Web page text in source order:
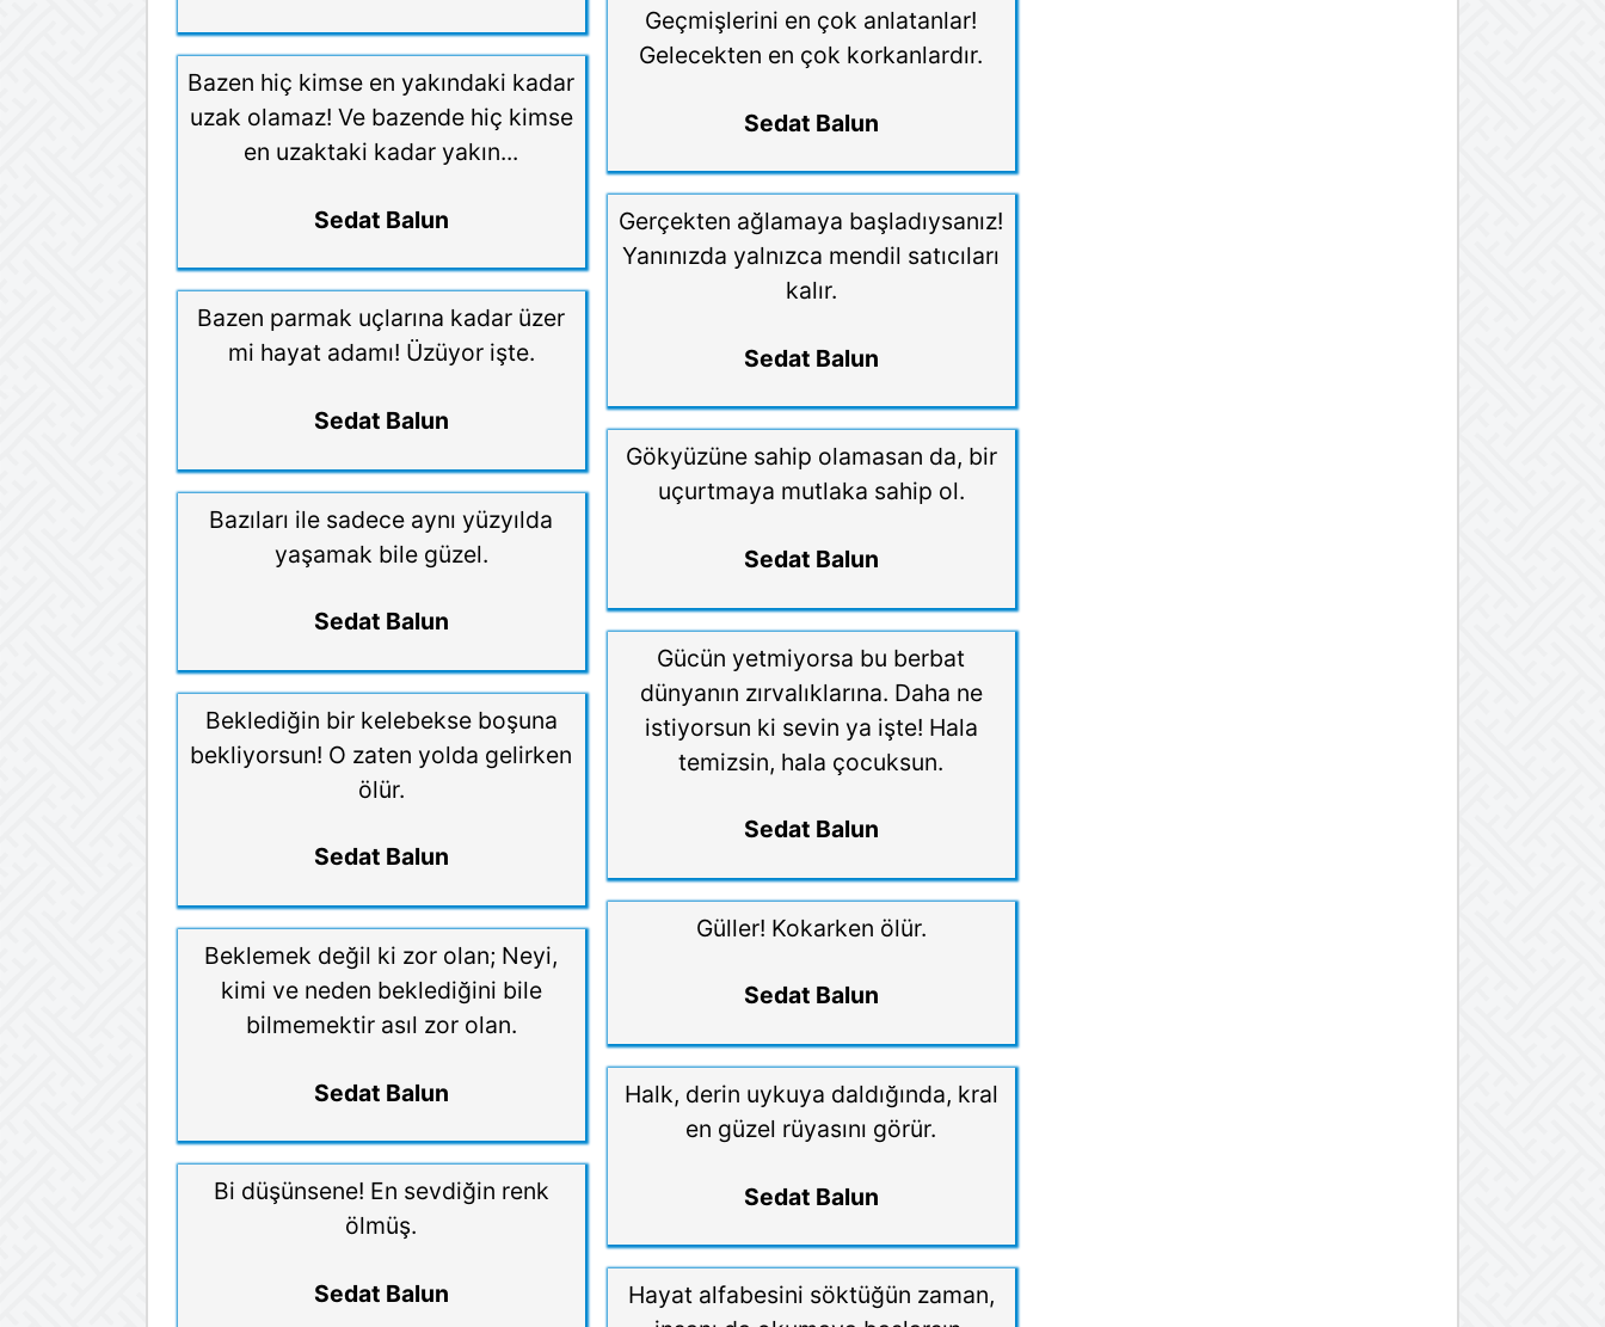
Bazen hiç kimse en yakındaki kadar
uzak olamaz! Ve bazende hiç kimse
en uzaktaki kadar yakın...
Sedat Balun
Bazen parmak uçlarına kadar üzer
mi hayat adamı! Üzüyor işte.
Sedat Balun
Bazıları ile sadece aynı yüzyılda
yaşamak bile güzel.
Sedat Balun
Beklediğin bir kelebekse boşuna
bekliyorsun! O zaten yolda gelirken
ölür.
Sedat Balun
Beklemek değil ki zor olan; Neyi,
kimi ve neden beklediğini bile
bilmemektir asıl zor olan.
Sedat Balun
Bi düşünsene! En sevdiğin renk
ölmüş.
Sedat Balun
Geçmişlerini en çok anlatanlar!
Gelecekten en çok korkanlardır.
Sedat Balun
Gerçekten ağlamaya başladıysanız!
Yanınızda yalnızca mendil satıcıları
kalır.
Sedat Balun
Gökyüzüne sahip olamasan da, bir
uçurtmaya mutlaka sahip ol.
Sedat Balun
Gücün yetmiyorsa bu berbat
dünyanın zırvalıklarına. Daha ne
istiyorsun ki sevin ya işte! Hala
temizsin, hala çocuksun.
Sedat Balun
Güller! Kokarken ölür.
Sedat Balun
Halk, derin uykuya daldığında, kral
en güzel rüyasını görür.
Sedat Balun
Hayat alfabesini söktüğün zaman,